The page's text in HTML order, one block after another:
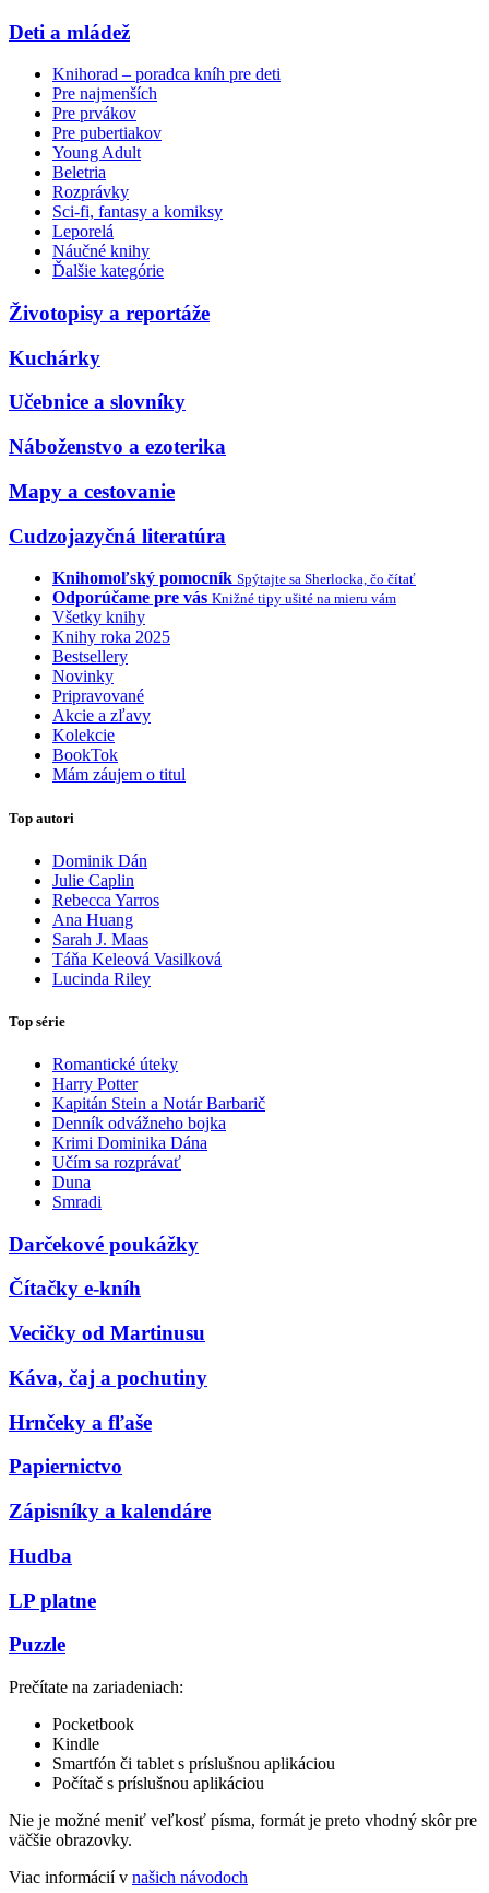
Deti a mládež
Knihorad – poradca kníh pre deti
Pre najmenších
Pre prvákov
Pre pubertiakov
Young Adult
Beletria
Rozprávky
Sci-fi, fantasy a komiksy
Leporelá
Náučné knihy
Ďalšie kategórie
Životopisy a reportáže
Kuchárky
Učebnice a slovníky
Náboženstvo a ezoterika
Mapy a cestovanie
Cudzojazyčná literatúra
Knihomoľský pomocník Spýtajte sa Sherlocka, čo čítať
Odporúčame pre vás Knižné tipy ušité na mieru vám
Všetky knihy
Knihy roka 2025
Bestsellery
Novinky
Pripravované
Akcie a zľavy
Kolekcie
BookTok
Mám záujem o titul
Top autori
Dominik Dán
Julie Caplin
Rebecca Yarros
Ana Huang
Sarah J. Maas
Táňa Keleová Vasilková
Lucinda Riley
Top série
Romantické úteky
Harry Potter
Kapitán Stein a Notár Barbarič
Denník odvážneho bojka
Krimi Dominika Dána
Učím sa rozprávať
Duna
Smradi
Darčekové poukážky
Čítačky e-kníh
Vecičky od Martinusu
Káva, čaj a pochutiny
Hrnčeky a fľaše
Papiernictvo
Zápisníky a kalendáre
Hudba
LP platne
Puzzle
Prečítate na zariadeniach:
Pocketbook
Kindle
Smartfón či tablet s príslušnou aplikáciou
Počítač s príslušnou aplikáciou
Nie je možné meniť veľkosť písma, formát je preto vhodný skôr pre
väčšie obrazovky.
Viac informácií v našich návodoch